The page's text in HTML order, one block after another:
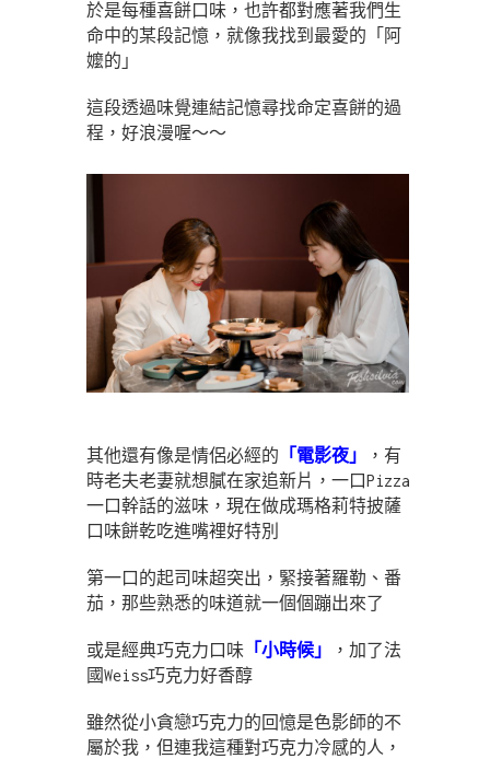
於是每種喜餅口味，也許都對應著我們生
命中的某段記憶，就像我找到最愛的「阿
嬤的」
這段透過味覺連結記憶尋找命定喜餅的過
程，好浪漫喔～～
其他還有像是情侶必經的 「電影夜」
，有
時老夫老妻就想膩在家追新片，一口Pizza
一口幹話的滋味，現在做成瑪格莉特披薩
口味餅乾吃進嘴裡好特別
第一口的起司味超突出，緊接著羅勒、番
茄，那些熟悉的味道就一個個蹦出來了
或是經典巧克力口味 「小時候」
，加了法
國Weiss巧克力好香醇
雖然從小貪戀巧克力的回憶是色影師的不
屬於我，但連我這種對巧克力冷感的人，